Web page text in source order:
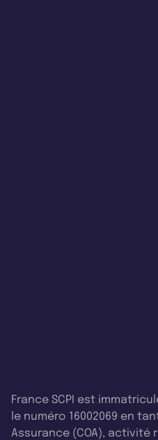
France SCPI est
le numéro 16002069 en
Assurance (COA), activité